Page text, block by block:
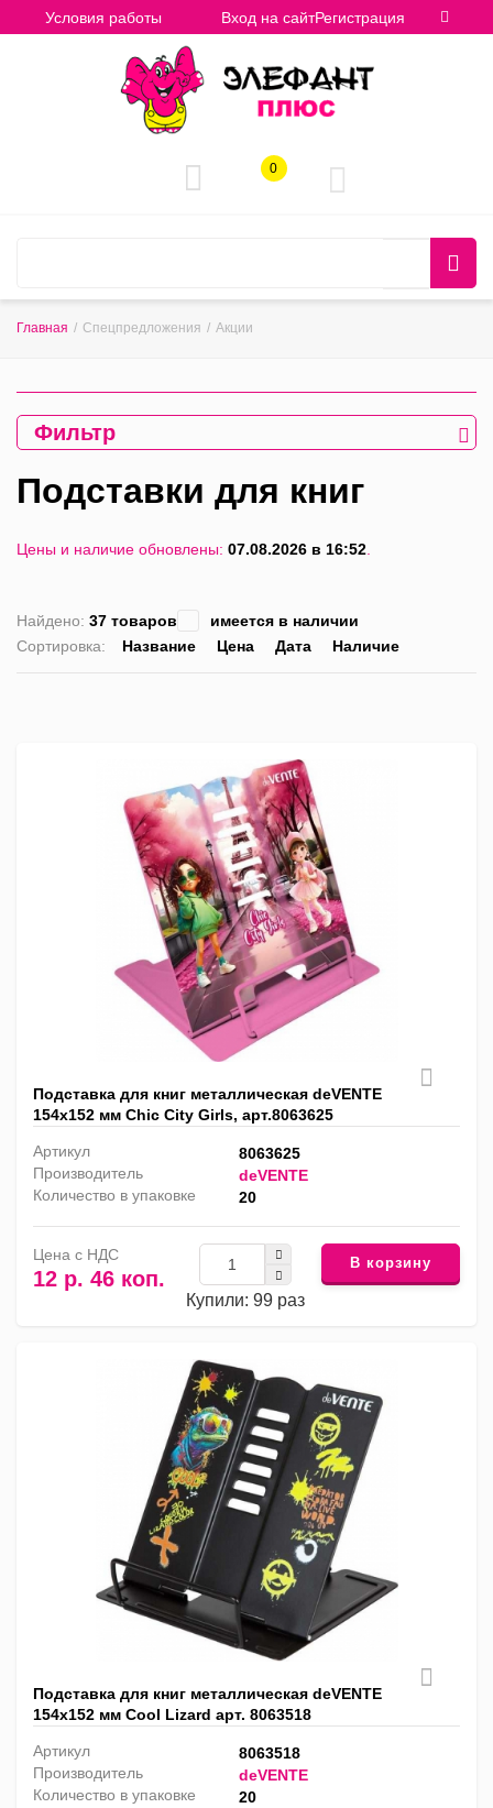
Условия работы Вход на сайтРегистрация
0
Главная / Спецпредложения / Акции
Фильтр
Подставки для книг
Цены и наличие обновлены: 07.08.2026 в 16:52.
Найдено: 37 товаров
имеется в наличии
Сортировка:
Название Цена Дата Наличие
Подставка для книг металлическая deVENTE
154х152 мм Chic City Girls, арт.8063625
Артикул
8063625
Производитель
deVENTE
Количество в упаковке
20
Цена с НДС
12 р. 46 коп.
Купили: 99 раз
В корзину
Подставка для книг металлическая deVENTE
154х152 мм Cool Lizard арт. 8063518
Артикул
8063518
Производитель
deVENTE
Количество в упаковке
20